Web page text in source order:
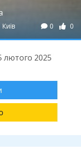
Київ 0 0
лютого 2025